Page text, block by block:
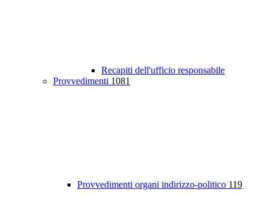
Recapiti dell'ufficio responsabile
Provvedimenti 1081
Provvedimenti organi indirizzo-politico 119